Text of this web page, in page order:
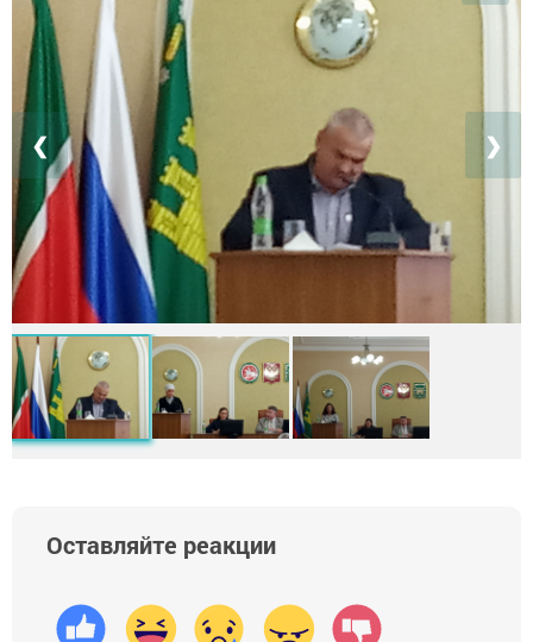
❮ ❯
Оставляйте реакции